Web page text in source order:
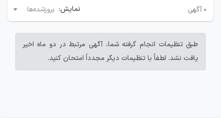
۰ آگهی نمایش: بروزشده‌ها
طبق تنظیمات انجام گرفته شما، آگهی مرتبط در دو ماه اخیر
یافت نشد. لطفاً با تنظیمات دیگر مجدداً امتحان کنید.